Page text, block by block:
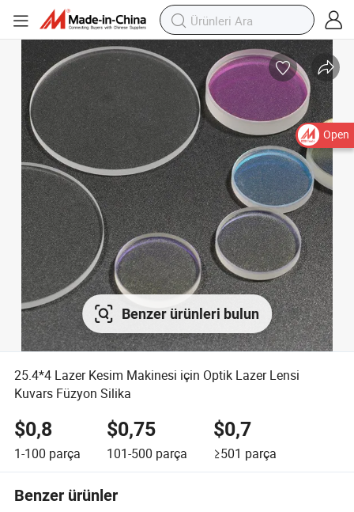
Open
Benzer ürünleri bulun
25.4*4 Lazer Kesim Makinesi için Optik Lazer Lensi
Kuvars Füzyon Silika
$0,8
1-100 parça
$0,75
101-500 parça
$0,7
≥501 parça
Benzer ürünler